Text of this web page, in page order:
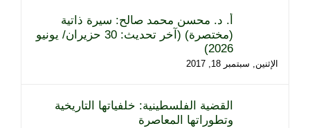
أ. د. محسن محمد صالح: سيرة ذاتية
(مختصرة) (آخر تحديث: 30 حزيران/ يونيو
2026)
الإثنين, سبتمبر 18, 2017
القضية الفلسطينية: خلفياتها التاريخية
وتطوراتها المعاصرة